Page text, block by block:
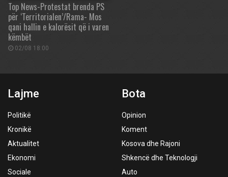
Top News-Protestat brenda PS
për ‘Territorialen’/Rama- Mos
qani hallin e kalorësit që i varen
këmbët
02/08 18:00
Lajme
Politikë
Kronikë
Aktualitet
Ekonomi
Sociale
Bota
Opinion
Koment
Kosova dhe Rajoni
Shkencë dhe Teknologji
Auto